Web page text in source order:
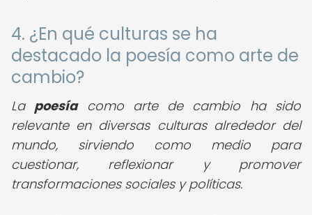
4. ¿En qué culturas se ha
destacado la poesía como arte de
cambio?
La poesíacomo arte de cambio ha sido
relevante en diversas culturas alrededor del
mundo, sirviendo como medio para
cuestionar, reflexionar y promover
transformaciones sociales y políticas.